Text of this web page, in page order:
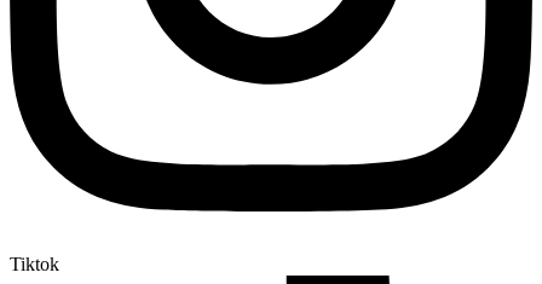
Tiktok